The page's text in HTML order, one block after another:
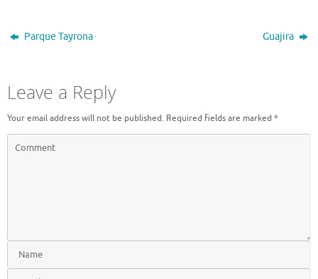
Parque Tayrona Guajira
Leave a Reply
Your email address will not be published. Required fields are marked *